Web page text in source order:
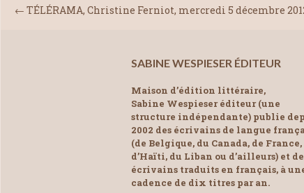
← TÉLÉRAMA, Christine Ferniot, mercredi 5 décembre
SABINE WESPIESER ÉDITEUR
Maison d’édition littéraire,
Sabine Wespieser éditeur (une
structure indépendante) publie
2002 des écrivains de langue
(de Belgique, du Canada, de France,
d’Haïti, du Liban ou d’ailleurs) et
écrivains traduits en français, à
cadence de dix titres par an.